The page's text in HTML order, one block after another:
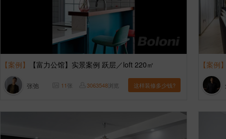
【案例】 【富力公馆】实景案例 跃层／loft 220㎡
张弛 11张 3063548浏览 这样装修多少钱?
【案例